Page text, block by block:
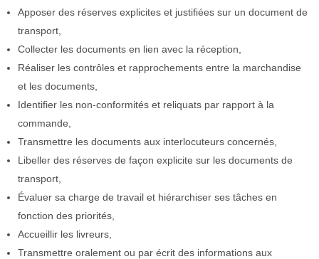
Apposer des réserves explicites et justifiées sur un document de
transport,
Collecter les documents en lien avec la réception,
Réaliser les contrôles et rapprochements entre la marchandise
et les documents,
Identifier les non-conformités et reliquats par rapport à la
commande,
Transmettre les documents aux interlocuteurs concernés,
Libeller des réserves de façon explicite sur les documents de
transport,
Évaluer sa charge de travail et hiérarchiser ses tâches en
fonction des priorités,
Accueillir les livreurs,
Transmettre oralement ou par écrit des informations aux